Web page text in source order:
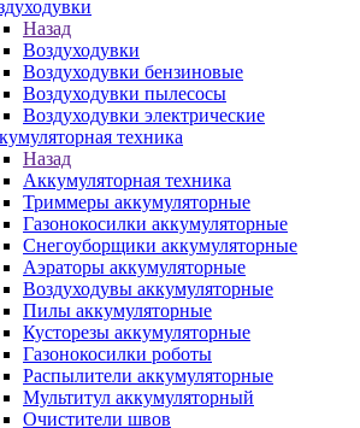
Назад
Воздуходувки
Воздуходувки бензиновые
Воздуходувки пылесосы
Воздуходувки электрические
техника
Назад
Аккумуляторная техника
Триммеры аккумуляторные
Газонокосилки аккумуляторные
Снегоуборщики аккумуляторные
Аэраторы аккумуляторные
Воздуходувы аккумуляторные
Пилы аккумуляторные
Кусторезы аккумуляторные
Газонокосилки роботы
Распылители аккумуляторные
Мультитул аккумуляторный
Очистители швов